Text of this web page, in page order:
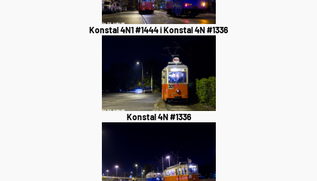
Konstal 4N1 #1444 i Konstal 4N #1336
Konstal 4N #1336